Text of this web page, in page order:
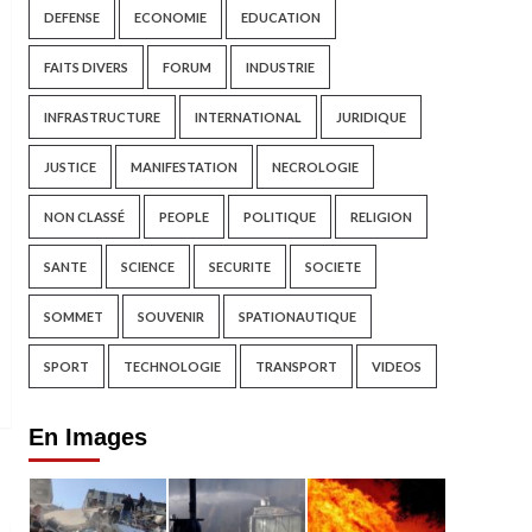
DEFENSE ECONOMIE EDUCATION
FAITS DIVERS FORUM INDUSTRIE
INFRASTRUCTURE INTERNATIONAL JURIDIQUE
JUSTICE MANIFESTATION NECROLOGIE
NON CLASSÉ PEOPLE POLITIQUE RELIGION
SANTE SCIENCE SECURITE SOCIETE
SOMMET SOUVENIR SPATIONAUTIQUE
SPORT TECHNOLOGIE TRANSPORT VIDEOS
En Images